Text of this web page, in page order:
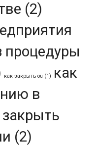
(2)
процедуры
как закрыть oü (1)
как
в
закрыть
(2)